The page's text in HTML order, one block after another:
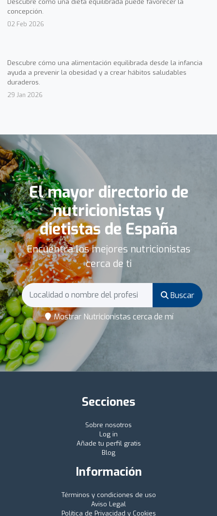
concepción.
02 Feb 2026
Descubre cómo una alimentación equilibrada desde la infancia
ayuda a prevenir la obesidad y a crear hábitos saludables
duraderos.
29 Jan 2026
El mayor directorio de
nutricionistas y
dietistas de España
Encuentra los mejores nutricionistas
cerca de ti
Buscar
Mostrar Nutricionistas cerca de mí
Secciones
Sobre nosotros
Log in
Añade tu perfil gratis
Blog
Información
Términos y condiciones de uso
Aviso Legal
Política de Privacidad y Cookies